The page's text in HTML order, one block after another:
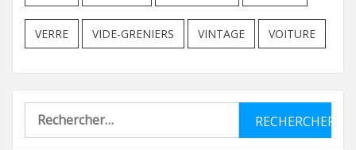
VERRE VIDE-GRENIERS VINTAGE VOITURE
Rechercher :